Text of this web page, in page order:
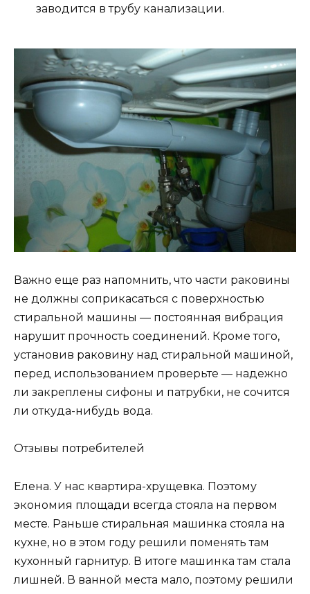
заводится в трубу канализации.
Важно еще раз напомнить, что части раковины
не должны соприкасаться с поверхностью
стиральной машины — постоянная вибрация
нарушит прочность соединений. Кроме того,
установив раковину над стиральной машиной,
перед использованием проверьте — надежно
ли закреплены сифоны и патрубки, не сочится
ли откуда-нибудь вода.
Отзывы потребителей
Елена. У нас квартира-хрущевка. Поэтому
экономия площади всегда стояла на первом
месте. Раньше стиральная машинка стояла на
кухне, но в этом году решили поменять там
кухонный гарнитур. В итоге машинка там стала
лишней. В ванной места мало, поэтому решили